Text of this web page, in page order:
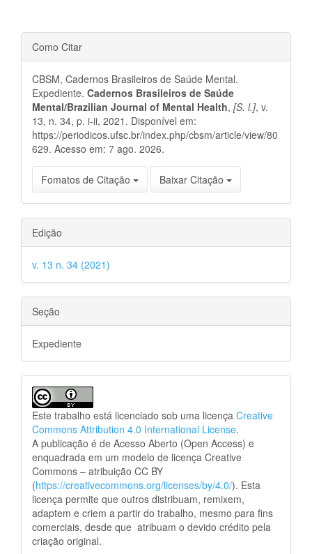
Detalhes
do
artigo
Como Citar
CBSM, Cadernos Brasileiros de Saúde Mental.
Expediente. Cadernos Brasileiros de Saúde
Mental/Brazilian Journal of Mental Health, [S. l.], v.
13, n. 34, p. i-ii, 2021. Disponível em:
https://periodicos.ufsc.br/index.php/cbsm/article/view/80
629. Acesso em: 7 ago. 2026.
Fomatos de Citação Baixar Citação
Edição
v. 13 n. 34 (2021)
Seção
Expediente
Este trabalho está licenciado sob uma licença Creative
Commons Attribution 4.0 International License.
A publicação é de Acesso Aberto (Open Access) e
enquadrada em um modelo de licença Creative
Commons – atribuição CC BY
(https://creativecommons.org/licenses/by/4.0/). Esta
licença permite que outros distribuam, remixem,
adaptem e criem a partir do trabalho, mesmo para fins
comerciais, desde que atribuam o devido crédito pela
criação original.